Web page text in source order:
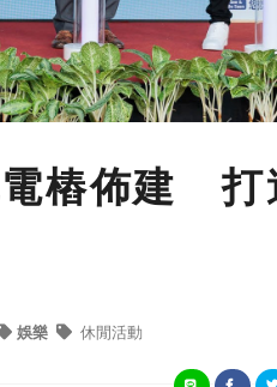
電樁佈建 打
娛樂 休閒活動